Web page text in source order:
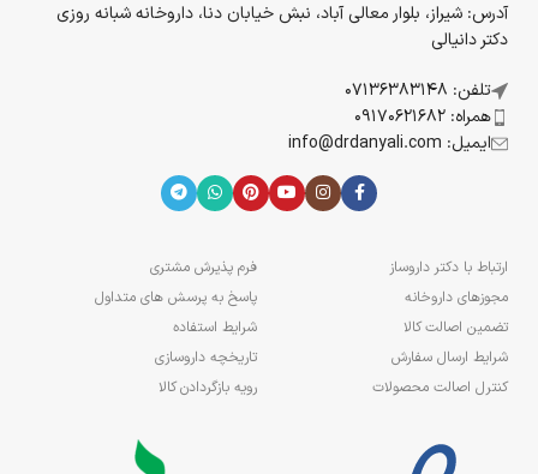
آدرس: شیراز، بلوار معالی آباد، نبش خیابان دنا، داروخانه شبانه روزی
دکتر دانیالی
تلفن: 07136383148
همراه: 09170621682
ایمیل: info@drdanyali.com
ارتباط با دکتر داروساز
مجوزهای داروخانه
تضمین اصالت کالا
شرایط ارسال سفارش
کنترل اصالت محصولات
فرم پذیرش مشتری
پاسخ به پرسش های متداول
شرایط استفاده
تاریخچه داروسازی
رویه بازگردادن کالا